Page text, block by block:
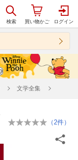
文学全集
（ 2件）